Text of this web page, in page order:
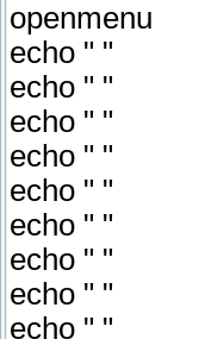
openmenu
echo " "
echo " "
echo " "
echo " "
echo " "
echo " "
echo " "
echo " "
echo " "